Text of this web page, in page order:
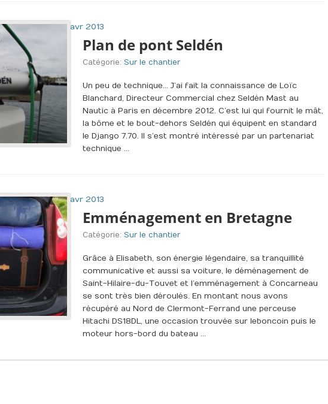
avr 2013
Plan de pont Seldén
Catégorie: Sur le chantier
Un peu de technique… J’ai fait la connaissance de Loïc
Blanchard, Directeur Commercial chez Seldén Mast au
Nautic à Paris en décembre 2012. C’est lui qui fournit le mât,
la bôme et le bout-dehors Seldén qui équipent en standard
le Django 7.70. Il s’est montré intéressé par un partenariat
technique …
avr 2013
Emménagement en Bretagne
Catégorie: Sur le chantier
Grâce à Elisabeth, son énergie légendaire, sa tranquillité
communicative et aussi sa voiture, le déménagement de
Saint-Hilaire-du-Touvet et l’emménagement à Concarneau
se sont très bien déroulés. En montant nous avons
récupéré au Nord de Clermont-Ferrand une perceuse
Hitachi DS18DL, une occasion trouvée sur leboncoin puis le
moteur hors-bord du bateau …